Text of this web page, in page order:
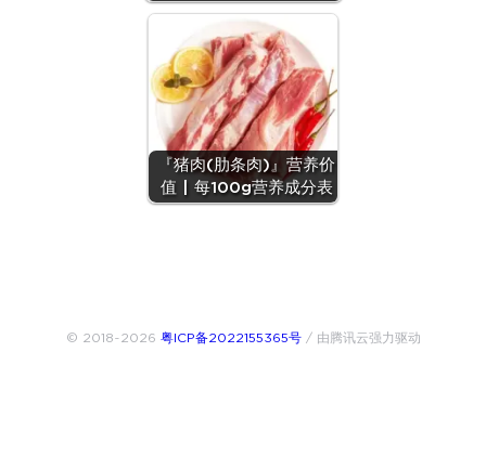
『猪肉(肋条肉)』营养价
值 | 每100g营养成分表
© 2018~2026 粤ICP备2022155365号/ 由腾讯云强力驱动